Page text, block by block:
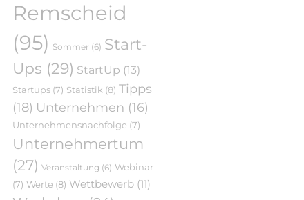
Remscheid
(95) Sommer (6) Start-
Ups (29) StartUp (13)
Startups (7) Statistik (8) Tipps
(18) Unternehmen (16)
Unternehmensnachfolge (7)
Unternehmertum
(27) Veranstaltung (6) Webinar
(7) Werte (8) Wettbewerb (11)